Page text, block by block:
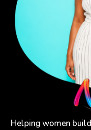
Helping women